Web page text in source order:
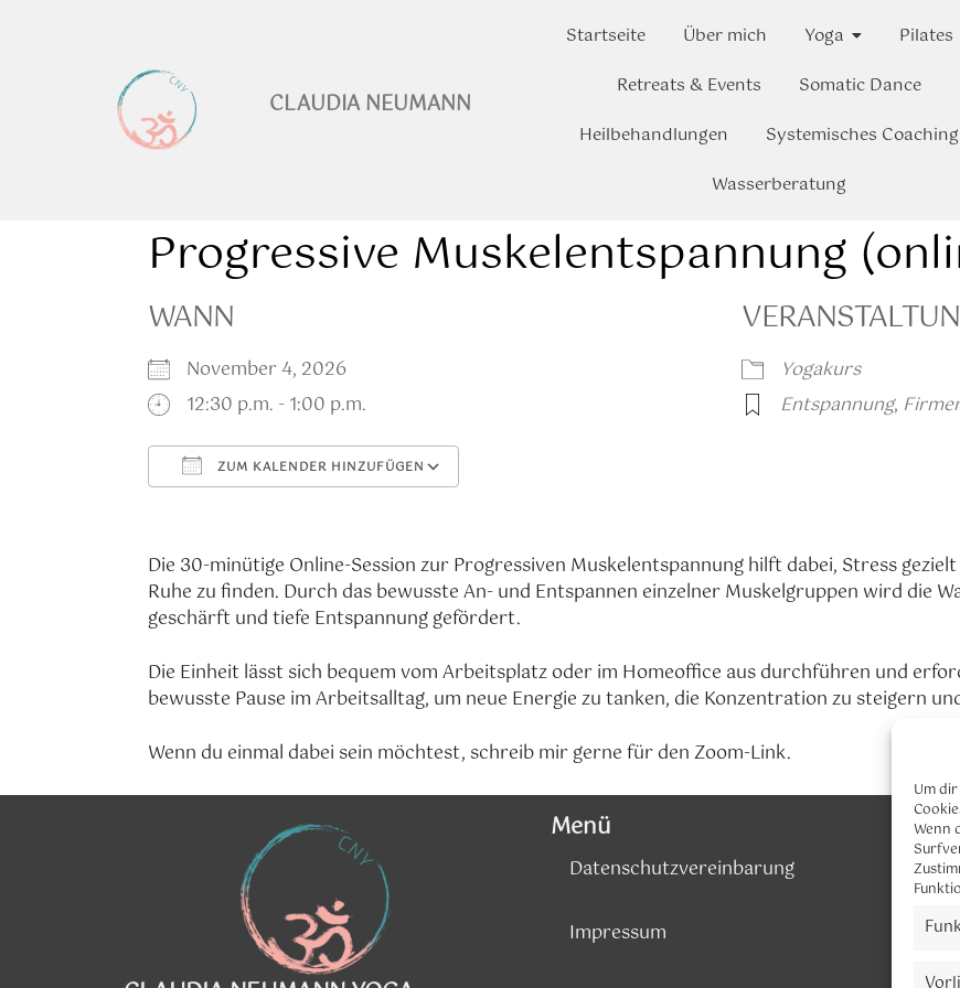
Um
Wenn
CLAUDIA NEUMANN
Startseite Über mich Yoga
Pilates
Retreats & Events
Somatic Dance
Heilbehandlungen
Systemisches Coaching
Wasserberatung
Progressive Muskelentspannung
WANN
November 4, 2026
12:30 p.m. - 1:00 p.m.
ZUM KALENDER HINZUFÜGEN
Yogakurs
Entspannung,
Die 30-minütige Online-Session zur Progressiven Muskelentspannung hilft dabei, Stress
Ruhe zu finden. Durch das bewusste An- und Entspannen einzelner Muskelgruppen wird die
geschärft und tiefe Entspannung gefördert.
Die Einheit lässt sich bequem vom Arbeitsplatz oder im Homeoffice aus durchführen und
bewusste Pause im Arbeitsalltag, um neue Energie zu tanken, die Konzentration zu steigern
Wenn du einmal dabei sein möchtest, schreib mir gerne für den Zoom-Link.
Menü
Datenschutzvereinbarung
Impressum